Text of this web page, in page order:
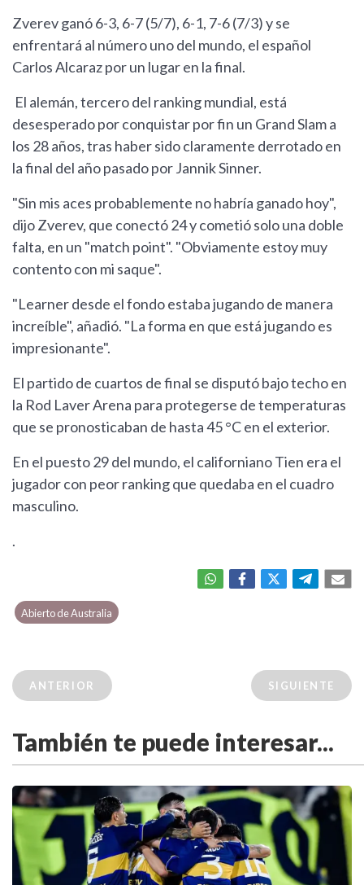
Zverev ganó 6-3, 6-7 (5/7), 6-1, 7-6 (7/3) y se
enfrentará al número uno del mundo, el español
Carlos Alcaraz por un lugar en la final.
El alemán, tercero del ranking mundial, está
desesperado por conquistar por fin un Grand Slam a
los 28 años, tras haber sido claramente derrotado en
la final del año pasado por Jannik Sinner.
"Sin mis aces probablemente no habría ganado hoy",
dijo Zverev, que conectó 24 y cometió solo una doble
falta, en un "match point". "Obviamente estoy muy
contento con mi saque".
"Learner desde el fondo estaba jugando de manera
increíble", añadió. "La forma en que está jugando es
impresionante".
El partido de cuartos de final se disputó bajo techo en
la Rod Laver Arena para protegerse de temperaturas
que se pronosticaban de hasta 45 °C en el exterior.
En el puesto 29 del mundo, el californiano Tien era el
jugador con peor ranking que quedaba en el cuadro
masculino.
.
Abierto de Australia
ANTERIOR SIGUIENTE
También te puede interesar...